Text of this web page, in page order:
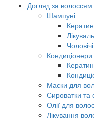
Догляд за волоссям
Шампуні
Маски для
Сироватки та
Олії для
Лікування